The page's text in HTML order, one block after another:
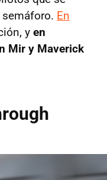
semáforo. En
y en
Mir y Maverick